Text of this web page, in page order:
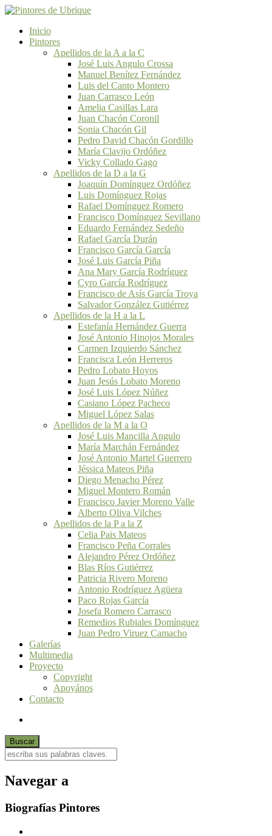
Inicio
Pintores
Apellidos de la A a la C
José Luis Angulo Crossa
Manuel Benítez Fernández
Luis del Canto Montero
Juan Carrasco León
Amelia Casillas Lara
Juan Chacón Coronil
Sonia Chacón Gil
Pedro David Chacón Gordillo
María Clavijo Ordóñez
Vicky Collado Gago
Apellidos de la D a la G
Joaquín Domínguez Ordóñez
Luis Domínguez Rojas
Rafael Domínguez Romero
Francisco Domínguez Sevillano
Eduardo Fernández Sedeño
Rafael García Durán
Francisco García García
José Luis García Piña
Ana Mary García Rodríguez
Cyro García Rodríguez
Francisco de Asís García Troya
Salvador González Gutiérrez
Apellidos de la H a la L
Estefanía Hernández Guerra
José Antonio Hinojos Morales
Carmen Izquierdo Sánchez
Francisca León Herreros
Pedro Lobato Hoyos
Juan Jesús Lobato Moreno
José Luis López Núñez
Casiano López Pacheco
Miguel López Salas
Apellidos de la M a la O
José Luis Mancilla Angulo
María Marchán Fernández
José Antonio Martel Guerrero
Jéssica Mateos Piña
Diego Menacho Pérez
Miguel Montero Román
Francisco Javier Moreno Valle
Alberto Oliva Vilches
Apellidos de la P a la Z
Celia Pais Mateos
Francisco Peña Corrales
Alejandro Pérez Ordóñez
Blas Ríos Gutiérrez
Patricia Rivero Moreno
Antonio Rodríguez Agüera
Paco Rojas García
Josefa Romero Carrasco
Remedios Rubiales Domínguez
Juan Pedro Viruez Camacho
Galerías
Multimedia
Proyecto
Copyright
Apoyános
Contacto
Navegar a
Biografías Pintores